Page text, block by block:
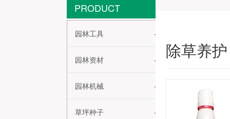
PRODUCT
园林工具
园林资材
园林机械
草坪种子
除草养护